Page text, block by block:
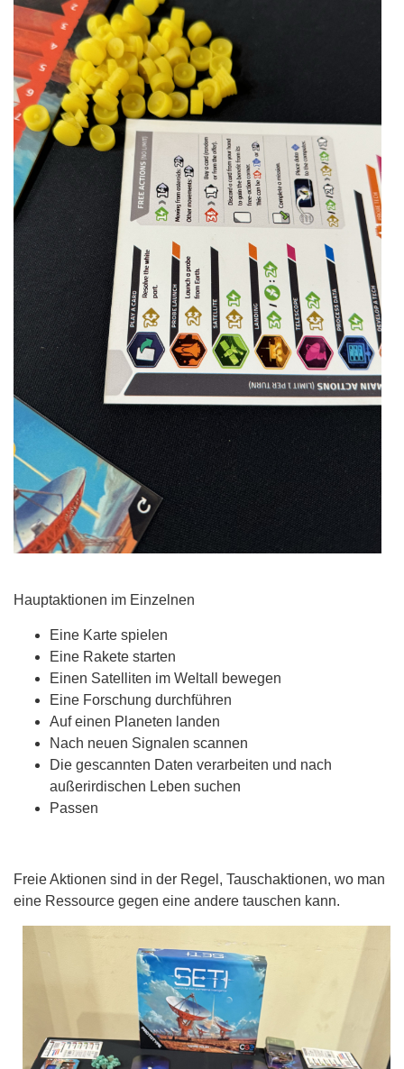
Hauptaktionen im Einzelnen
Eine Karte spielen
Eine Rakete starten
Einen Satelliten im Weltall bewegen
Eine Forschung durchführen
Auf einen Planeten landen
Nach neuen Signalen scannen
Die gescannten Daten verarbeiten und nach
außerirdischen Leben suchen
Passen
Freie Aktionen sind in der Regel, Tauschaktionen, wo man
eine Ressource gegen eine andere tauschen kann.